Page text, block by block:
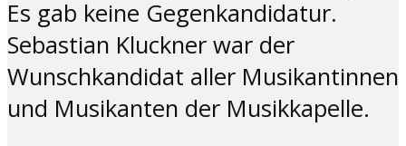
Es gab keine Gegenkandidatur.
Sebastian Kluckner war der
Wunschkandidat aller Musikantinnen
und Musikanten der Musikkapelle.